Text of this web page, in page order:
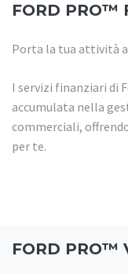
FORD PRO™
Porta la tua attività
I servizi finanziari di
accumulata nella
commerciali,
per te.
FORD PRO™